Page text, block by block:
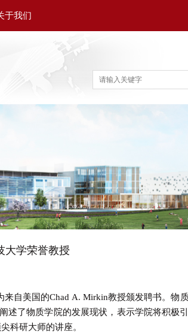
于我们
大学荣誉教授
美国的Chad A. Mirkin教授颁发聘书。物
述了物质学院的发展现状，表示学院将积极
科研大师的讲座。